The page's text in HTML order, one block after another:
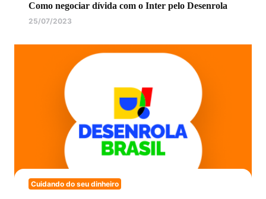
Como negociar dívida com o Inter pelo Desenrola
25/07/2023
Cuidando do seu dinheiro